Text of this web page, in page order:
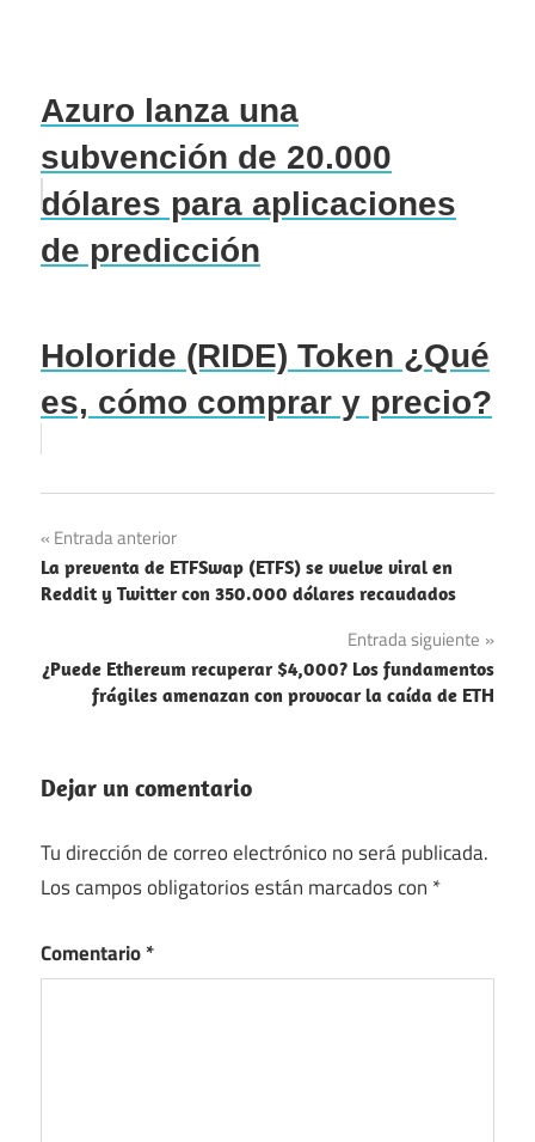
Azuro lanza una
subvención de 20.000
dólares para aplicaciones
de predicción
Holoride (RIDE) Token ¿Qué
es, cómo comprar y precio?
Navegación
de
Entrada anterior
La preventa de ETFSwap (ETFS) se vuelve viral en
Reddit y Twitter con 350.000 dólares recaudados
Entrada siguiente
¿Puede Ethereum recuperar $4,000? Los fundamentos
frágiles amenazan con provocar la caída de ETH
Dejar un comentario
Tu dirección de correo electrónico no será publicada.
Los campos obligatorios están marcados con *
Comentario*